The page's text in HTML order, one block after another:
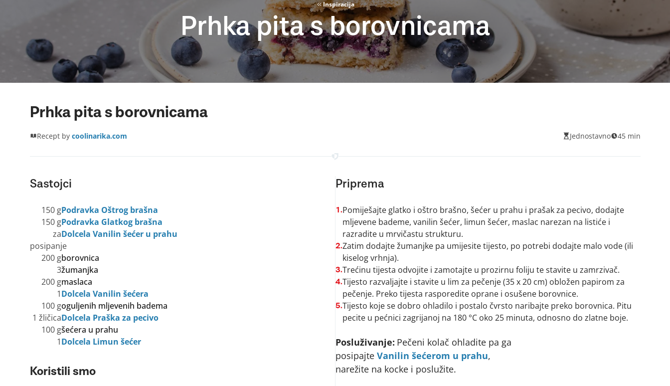
Inspiracija
Prhka pita s borovnicama
Prhka pita s borovnicama
Recept by coolinarika.com Jednostavno 45 min
Sastojci
150 gPodravka Oštrog brašna
150 gPodravka Glatkog brašna
za
posipanje
Dolcela Vanilin šećer u prahu
200 gborovnica
3žumanjka
200 gmaslaca
1Dolcela Vanilin šećera
100 goguljenih mljevenih badema
1 žličicaDolcela Praška za pecivo
100 gšećera u prahu
1Dolcela Limun šećer
Koristili smo
Priprema
1.Pomiješajte glatko i oštro brašno, šećer u prahu i prašak za pecivo, dodajte
mljevene bademe, vanilin šećer, limun šećer, maslac narezan na listiće i
razradite u mrvičastu strukturu.
2.Zatim dodajte žumanjke pa umijesite tijesto, po potrebi dodajte malo vode (ili
kiselog vrhnja).
3.Trećinu tijesta odvojite i zamotajte u prozirnu foliju te stavite u zamrzivač.
4.Tijesto razvaljajte i stavite u lim za pečenje (35 x 20 cm) obložen papirom za
pečenje. Preko tijesta rasporedite oprane i osušene borovnice.
5.Tijesto koje se dobro ohladilo i postalo čvrsto naribajte preko borovnica. Pitu
pecite u pećnici zagrijanoj na 180 °C oko 25 minuta, odnosno do zlatne boje.
Posluživanje: Pečeni kolač ohladite pa ga
posipajte Vanilin šećerom u prahu,
narežite na kocke i poslužite.